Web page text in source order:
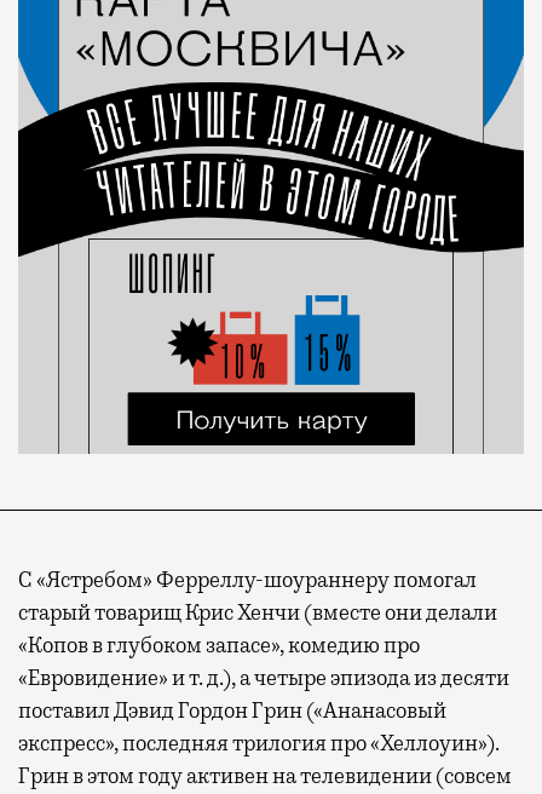
С «Ястребом» Ферреллу-шоураннеру помогал
старый товарищ Крис Хенчи (вместе они делали
«Копов в глубоком запасе», комедию про
«Евровидение» и т. д.), а четыре эпизода из десяти
поставил Дэвид Гордон Грин («Ананасовый
экспресс», последняя трилогия про «Хеллоуин»).
Грин в этом году активен на телевидении (совсем